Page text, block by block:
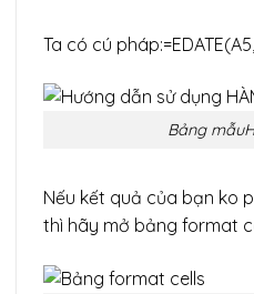
Ta có cú
Bảng
Nếu kết quả của bạn ko
thì hãy mở bảng format